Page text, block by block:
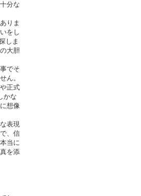
分な
りま
をし
しま
大胆
でそ
ん。
正式
かな
想像
表現
、信
当に
を添